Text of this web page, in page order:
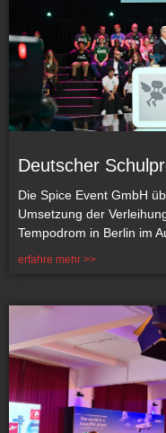
Deutscher
Die Spice Event GmbH
Umsetzung der
Tempodrom in Berlin im
erfahre mehr >>